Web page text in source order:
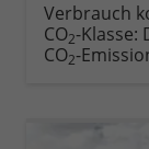
Verbrauch
CO2-Klasse:
CO2-